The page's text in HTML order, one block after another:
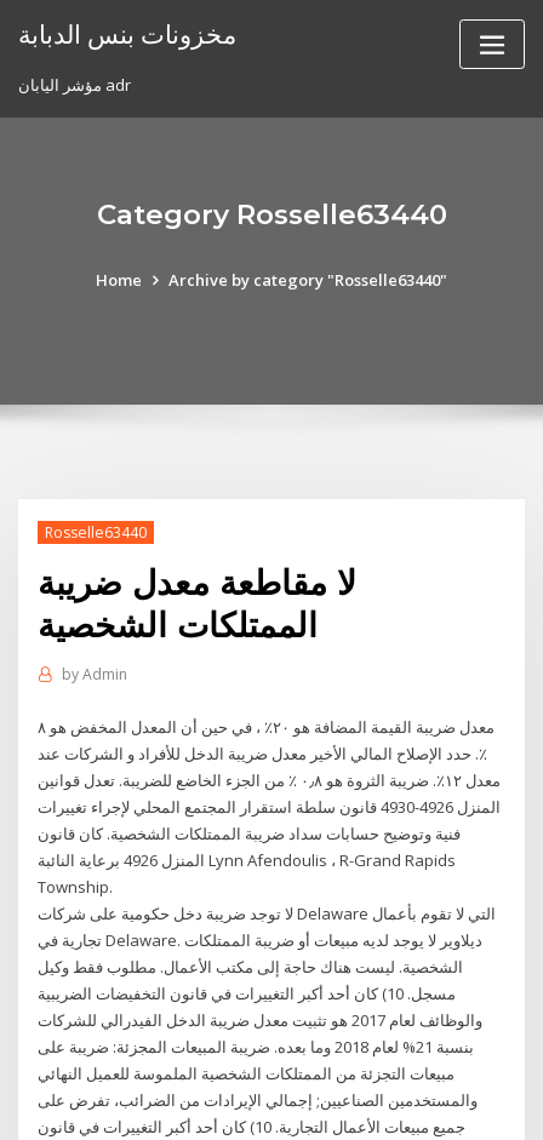
مخزونات بنس الدبابة
مؤشر اليابان adr
Category Rosselle63440
Home Archive by category "Rosselle63440"
Rosselle63440
لا مقاطعة معدل ضريبة
الممتلكات الشخصية
byAdmin
معدل ضريبة القيمة المضافة هو ٢٠٪ ، في حين أن المعدل المخفض هو ٨
٪. حدد الإصلاح المالي الأخير معدل ضريبة الدخل للأفراد و الشركات عند
معدل ١٢٪. ضريبة الثروة هو ٠٫٨ ٪ من الجزء الخاضع للضريبة. تعدل قوانين
المنزل 4926-4930 قانون سلطة استقرار المجتمع المحلي لإجراء تغييرات
فنية وتوضيح حسابات سداد ضريبة الممتلكات الشخصية. كان قانون
المنزل 4926 برعاية النائبة Lynn Afendoulis ، R-Grand Rapids
Township.
لا توجد ضريبة دخل حكومية على شركات Delaware التي لا تقوم بأعمال
تجارية في Delaware. ديلاوير لا يوجد لديه مبيعات أو ضريبة الممتلكات
الشخصية. ليست هناك حاجة إلى مكتب الأعمال. مطلوب فقط وكيل
مسجل. 10) كان أحد أكبر التغييرات في قانون التخفيضات الضريبية
والوظائف لعام 2017 هو تثبيت معدل ضريبة الدخل الفيدرالي للشركات
بنسبة 21% لعام 2018 وما بعده. ضريبة المبيعات المجزئة: ضريبة على
مبيعات التجزئة من الممتلكات الشخصية الملموسة للعميل النهائي
والمستخدمين الصناعيين; إجمالي الإيرادات من الضرائب، تفرض على
جميع مبيعات الأعمال التجارية. 10) كان أحد أكبر التغييرات في قانون